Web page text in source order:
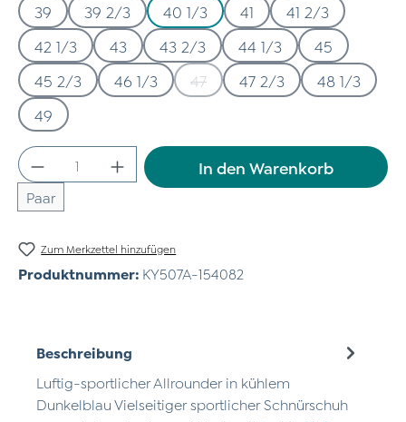
39 39 2/3 40 1/3 41
41 2/3
42 1/3
43 43 2/3 44 1/3
45
45 2/3
46 1/3 47(Diese Option ist zurzeit nicht
47 2/3
48 1/3
49
Produkt Anzahl: Gib den gewünschten
Paar
In den Warenkorb
Zum Merkzettel hinzufügen
Produktnummer: KY507A-154082
Beschreibung
Luftig-sportlicher Allrounder in kühlem
Dunkelblau Vielseitiger sportlicher Schnürschuh